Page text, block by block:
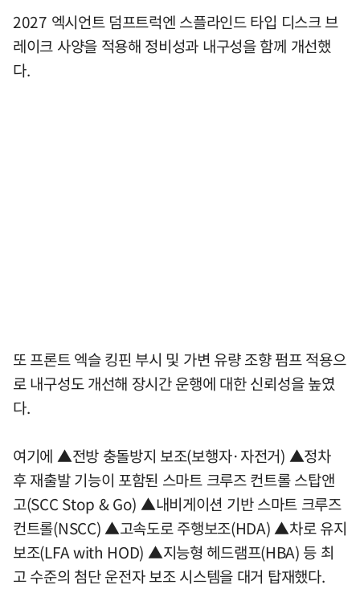
2027 엑시언트 덤프트럭엔 스플라인드 타입 디스크 브
레이크 사양을 적용해 정비성과 내구성을 함께 개선했
다.
또 프론트 엑슬 킹핀 부시 및 가변 유량 조향 펌프 적용으
로 내구성도 개선해 장시간 운행에 대한 신뢰성을 높였
다.
여기에 ▲전방 충돌방지 보조(보행자·자전거) ▲정차
후 재출발 기능이 포함된 스마트 크루즈 컨트롤 스탑앤
고(SCC Stop & Go) ▲내비게이션 기반 스마트 크루즈
컨트롤(NSCC) ▲고속도로 주행보조(HDA) ▲차로 유지
보조(LFA with HOD) ▲지능형 헤드램프(HBA) 등 최
고 수준의 첨단 운전자 보조 시스템을 대거 탑재했다.